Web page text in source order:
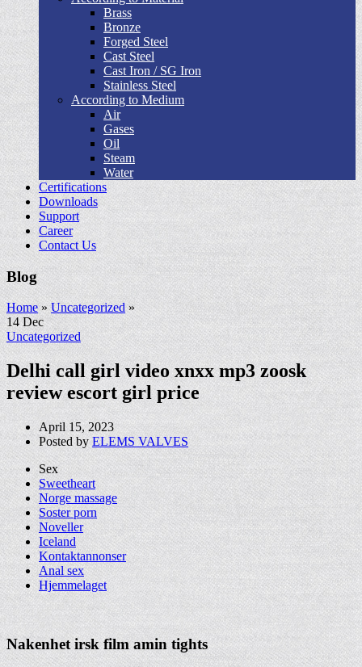
Brass
Bronze
Forged Steel
Cast Steel
Cast Iron / SG Iron
Stainless Steel
According to Medium
Air
Gases
Oil
Steam
Water
Certifications
Downloads
Support
Career
Contact Us
Blog
Home»Uncategorized »
14Dec
Uncategorized
Delhi call girl video xnxx mp3 zoosk
review escort girl price
April 15, 2023
Posted by ELEMS VALVES
Sex
Sweetheart
Norge massage
Soster porn
Noveller
Iceland
Kontaktannonser
Anal sex
Hjemmelaget
Nakenhet irsk film amin tights